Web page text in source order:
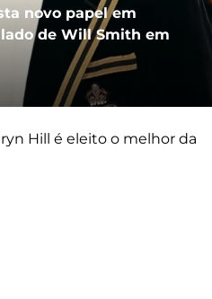
novo papel em
de Will Smith em